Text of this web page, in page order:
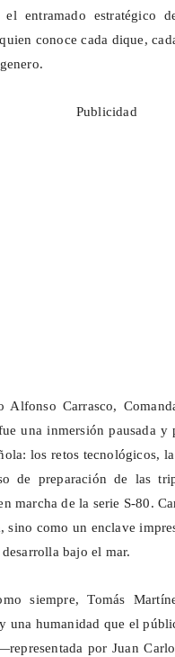
entramado estratégico
conoce cada dique,
Publicidad
Alfonso Carrasco,
una inmersión pausada
los retos tecnológicos,
de preparación de las
marcha de la serie S-80.
sino como un enclave
bajo el mar.
siempre, Tomás
una humanidad que el
por Juan